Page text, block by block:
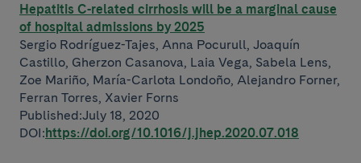
Hepatitis C-related cirrhosis will be a marginal cause
of hospital admissions by 2025
Sergio Rodríguez-Tajes, Anna Pocurull, Joaquín
Castillo, Gherzon Casanova, Laia Vega, Sabela Lens,
Zoe Mariño, María-Carlota Londoño, Alejandro Forner,
Ferran Torres, Xavier Forns
Published:July 18, 2020
DOI:https://doi.org/10.1016/j.jhep.2020.07.018